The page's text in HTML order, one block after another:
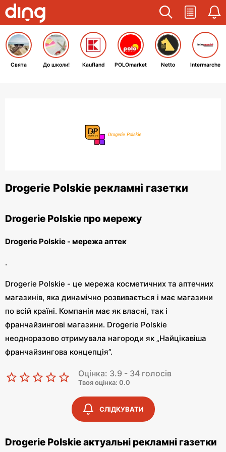
Свята До школи! Kaufland POLOmarket Netto Intermarche
Drogerie Polskie рекламні газетки
Drogerie Polskie про мережу
Drogerie Polskie - мережа аптек
.
Drogerie Polskie - це мережа косметичних та аптечних
магазинів, яка динамічно розвивається і має магазини
по всій країні. Компанія має як власні, так і
франчайзингові магазини. Drogerie Polskie
неодноразово отримувала нагороди як „Найцікавіша
франчайзингова концепція”.
Drogerie Polskie - це широкий асортимент
косметичних засобів
косметики для макіяжу, а також косметики для
Оцінка: 3.9 - 34 голосів
Твоя оцінка: 0.0
СЛІДКУВАТИ
Drogerie Polskie актуальні рекламні газетки